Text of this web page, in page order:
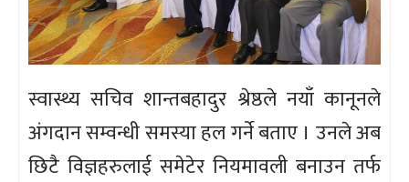
स्वास्थ्य सचिव शान्तबहादुर श्रेष्ठले नयाँ कानूनले
अंगदान सम्वन्धी समस्या हल गर्ने बताए । उनले अब
छिटै विज्ञहरुलाई समेटेर नियमावली बनाउन तर्फ